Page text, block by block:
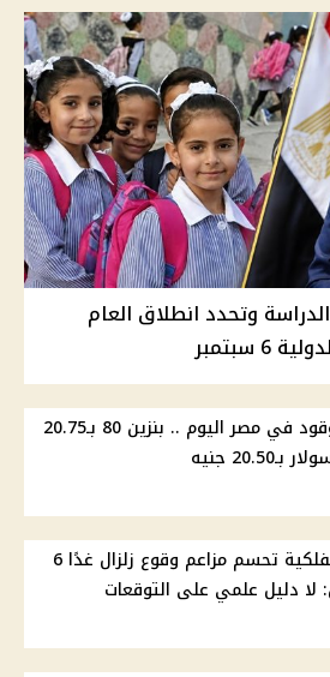
وتحدد انطلاق العام
أسعار الوقود في مصر اليوم .. بنزين 80 بـ20.75
جنيه
البحوث الفلكية تحسم مزاعم وقوع زلزال غدًا 6
دليل علمي على التوقعات